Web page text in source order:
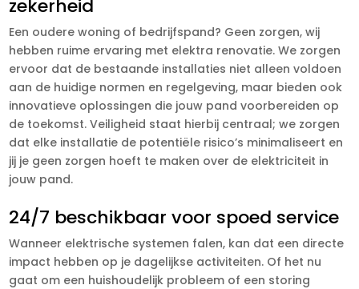
zekerheid
Een oudere woning of bedrijfspand? Geen zorgen, wij
hebben ruime ervaring met elektra renovatie. We zorgen
ervoor dat de bestaande installaties niet alleen voldoen
aan de huidige normen en regelgeving, maar bieden ook
innovatieve oplossingen die jouw pand voorbereiden op
de toekomst. Veiligheid staat hierbij centraal; we zorgen
dat elke installatie de potentiële risico’s minimaliseert en
jij je geen zorgen hoeft te maken over de elektriciteit in
jouw pand.
24/7 beschikbaar voor spoed service
Wanneer elektrische systemen falen, kan dat een directe
impact hebben op je dagelijkse activiteiten. Of het nu
gaat om een huishoudelijk probleem of een storing